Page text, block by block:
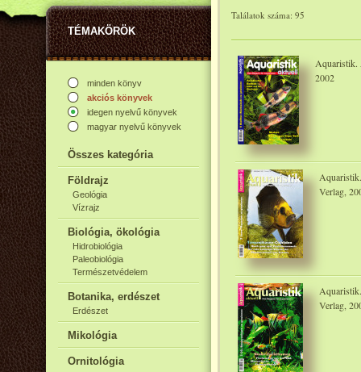
TÉMAKÖRÖK
minden könyv
akciós könyvek
idegen nyelvű könyvek
magyar nyelvű könyvek
Összes kategória
Földrajz
Geológia
Vízrajz
Biológia, ökológia
Hidrobiológia
Paleobiológia
Természetvédelem
Botanika, erdészet
Erdészet
Mikológia
Ornitológia
Találatok száma: 95
Aquaristik.
2002
Verlag,
Verlag,